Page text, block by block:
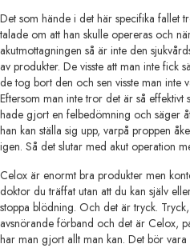
Det som hände i det här specifika fallet
talade om att han skulle opereras och
akutmottagningen så är inte den
av produkter. De visste att man inte fick
de tog bort den och sen visste man inte
Eftersom man inte tror det är så
hade gjort en felbedömning och säger
han kan ställa sig upp, varpå proppen
igen. Så det slutar med akut operation
Celox är enormt bra produkter men
doktor du träffat utan att du kan själv
stoppa blödning. Och det är tryck.
avsnörande förband och det är Celox,
har man gjort allt man kan. Det bör vara